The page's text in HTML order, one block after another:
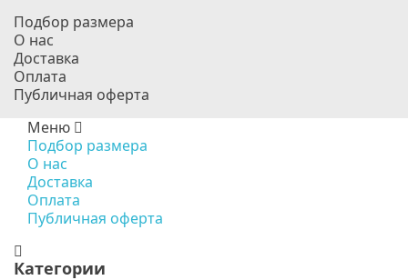
Подбор размера
О нас
Доставка
Оплата
Публичная оферта
Меню
Подбор размера
О нас
Доставка
Оплата
Публичная оферта
Категории